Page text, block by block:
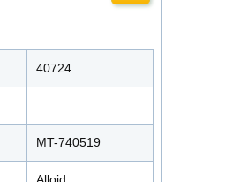
40724
MT-740519